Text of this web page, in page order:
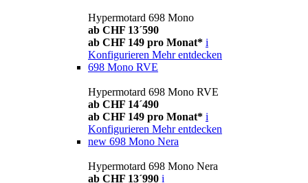
Hypermotard 698 Mono
ab CHF 13´590
ab CHF 149 pro Monat* i
Konfigurieren Mehr entdecken
698 Mono RVE
Hypermotard 698 Mono RVE
ab CHF 14´490
ab CHF 149 pro Monat* i
Konfigurieren Mehr entdecken
new 698 Mono Nera
Hypermotard 698 Mono Nera
ab CHF 13´990 i